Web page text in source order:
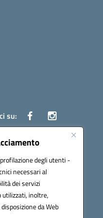
degli utenti -
necessari al
dei servizi
utilizzati, inoltre,
da Web
su: